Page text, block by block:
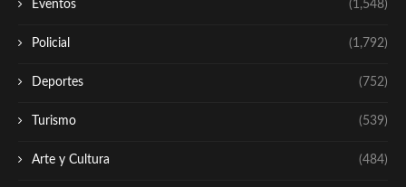
Eventos (1,548)
Policial (1,792)
Deportes (752)
Turismo (539)
Arte y Cultura (484)